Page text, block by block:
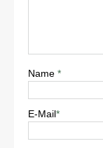
Name *
E-Mail*